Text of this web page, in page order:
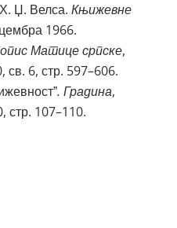
Џ. Велса. Књижевне
1966.
Матице српске,
6, стр. 597–606.
. Градина,
стр. 107–110.